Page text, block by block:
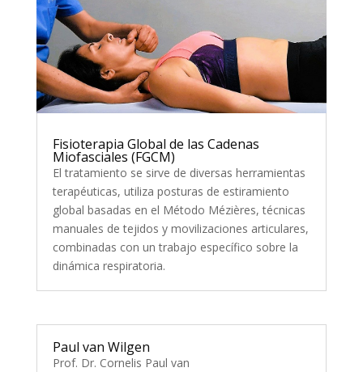
Fisioterapia Global de las Cadenas
Miofasciales (FGCM)
El tratamiento se sirve de diversas herramientas
terapéuticas, utiliza posturas de estiramiento
global basadas en el Método Mézières, técnicas
manuales de tejidos y movilizaciones articulares,
combinadas con un trabajo específico sobre la
dinámica respiratoria.
Paul van Wilgen
Prof. Dr. Cornelis Paul van